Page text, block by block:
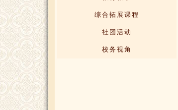
综合拓展课程
社团活动
校务视角